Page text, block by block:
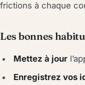
frictions à chaque
Les bonnes
Mettez à jour
Enregistrez vos